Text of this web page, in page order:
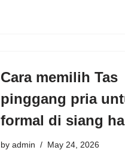
Cara memilih Tas
pinggang pria
formal di siang
by admin May 24, 2026